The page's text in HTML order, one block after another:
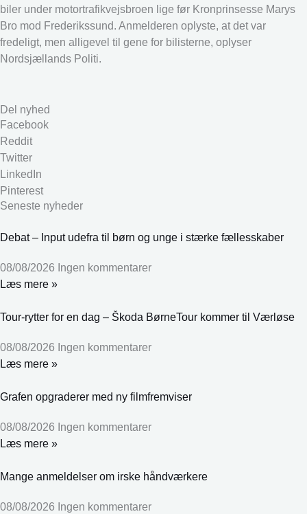
biler under motortrafikvejsbroen lige før Kronprinsesse Marys
Bro mod Frederikssund. Anmelderen oplyste, at det var
fredeligt, men alligevel til gene for bilisterne, oplyser
Nordsjællands Politi.
Del nyhed
Facebook
Reddit
Twitter
LinkedIn
Pinterest
Seneste nyheder
Debat – Input udefra til børn og unge i stærke fællesskaber
08/08/2026 Ingen kommentarer
Læs mere »
Tour-rytter for en dag – Škoda BørneTour kommer til Værløse
08/08/2026 Ingen kommentarer
Læs mere »
Grafen opgraderer med ny filmfremviser
08/08/2026 Ingen kommentarer
Læs mere »
Mange anmeldelser om irske håndværkere
08/08/2026 Ingen kommentarer